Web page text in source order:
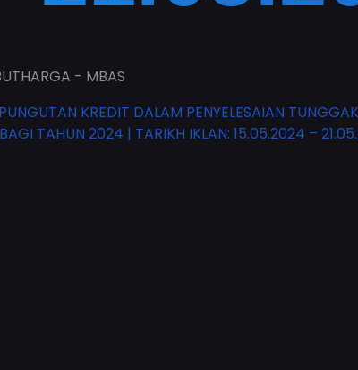
- MBAS
KREDIT DALAM PENYELESAIAN
TAHUN 2024 | TARIKH IKLAN: 15.05.2024 –